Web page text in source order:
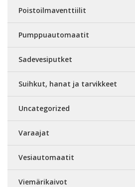
Poistoilmaventtiilit
Pumppuautomaatit
Sadevesiputket
Suihkut, hanat ja tarvikkeet
Uncategorized
Varaajat
Vesiautomaatit
Viemärikaivot